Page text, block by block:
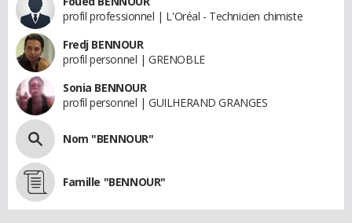
profil professionnel | L'Oréal - Technicien chimiste
Fredj BENNOUR
profil personnel | GRENOBLE
Sonia BENNOUR
profil personnel | GUILHERAND GRANGES
Nom "BENNOUR"
Famille "BENNOUR"